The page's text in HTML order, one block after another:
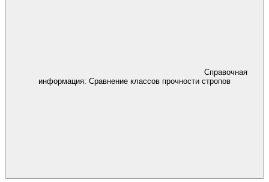
Справочная
информация: Сравнение классов прочности стропов